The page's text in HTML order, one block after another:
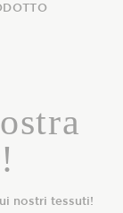
nostri tessuti!